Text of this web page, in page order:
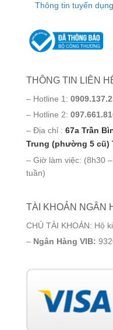
Thông tin tuyển dụng
THÔNG TIN LIÊN
– Hotline 1:
– Hotline 2:
– Địa chỉ : 67a Trần
Trung (phường 5 cũ)
– Giờ làm việc: (8h30
tuần)
TÀI KHOẢN NGÂN
CHỦ TÀI KHOẢN: Hộ
– Ngân Hàng VIB: